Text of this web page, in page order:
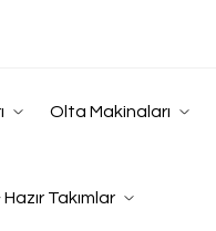
Olta Makinaları
Takımlar